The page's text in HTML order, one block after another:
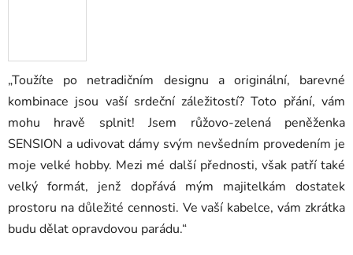
„Toužíte po netradičním designu a originální, barevné
kombinace jsou vaší srdeční záležitostí? Toto přání, vám
mohu hravě splnit! Jsem růžovo-zelená peněženka
SENSION a udivovat dámy svým nevšedním provedením je
moje velké hobby. Mezi mé další přednosti, však patří také
velký formát, jenž dopřává mým majitelkám dostatek
prostoru na důležité cennosti. Ve vaší kabelce, vám zkrátka
budu dělat opravdovou parádu.“